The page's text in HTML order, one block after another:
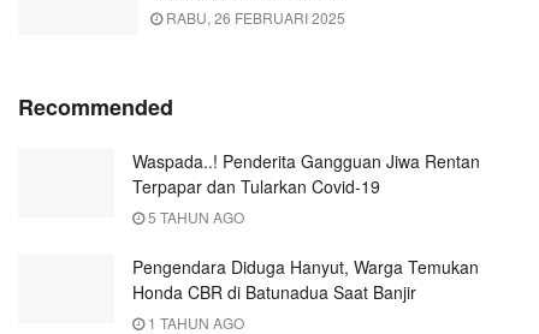
RABU, 26 FEBRUARI 2025
Recommended
Waspada..! Penderita Gangguan Jiwa Rentan
Terpapar dan Tularkan Covid-19
5 TAHUN AGO
Pengendara Diduga Hanyut, Warga Temukan
Honda CBR di Batunadua Saat Banjir
1 TAHUN AGO